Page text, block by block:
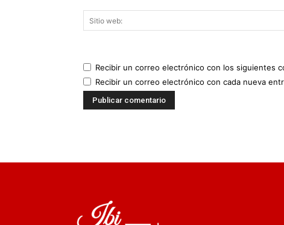
Recibir un correo electrónico con los siguientes
Recibir un correo electrónico con cada nueva